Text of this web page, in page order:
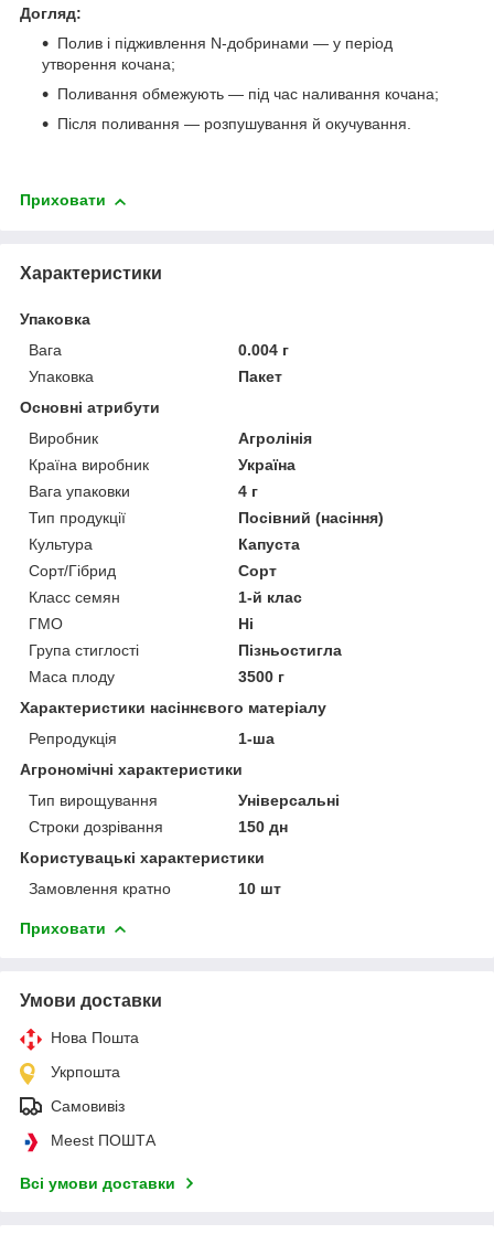
Догляд:
Полив і підживлення N-добринами — у період
утворення кочана;
Поливання обмежують — під час наливання кочана;
Після поливання — розпушування й окучування.
Приховати
Характеристики
Упаковка
Вага
0.004 г
Упаковка
Пакет
Основні атрибути
Виробник
Агролінія
Країна виробник
Україна
Вага упаковки
4 г
Тип продукції
Посівний (насіння)
Культура
Капуста
Сорт/Гібрид
Сорт
Класс семян
1-й клас
ГМО
Ні
Група стиглості
Пізньостигла
Маса плоду
3500 г
Характеристики насіннєвого матеріалу
Репродукція
1-ша
Агрономічні характеристики
Тип вирощування
Універсальні
Строки дозрівання
150 дн
Користувацькі характеристики
Замовлення кратно
10 шт
Приховати
Умови доставки
Нова Пошта
Укрпошта
Самовивіз
Meest ПОШТА
Всі умови доставки